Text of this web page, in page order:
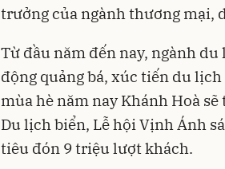
trưởng của ngành thương mại,
Từ đầu năm đến nay, ngành
động quảng bá, xúc tiến du
mùa hè năm nay Khánh Hoà
Du lịch biển, Lễ hội Vịnh Ánh
tiêu đón 9 triệu lượt khách.